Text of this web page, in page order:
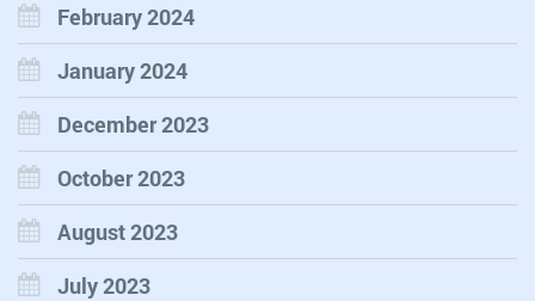
February 2024
January 2024
December 2023
October 2023
August 2023
July 2023